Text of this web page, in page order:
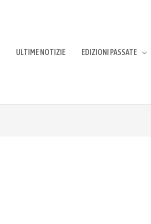
ULTIME NOTIZIE EDIZIONI PASSATE